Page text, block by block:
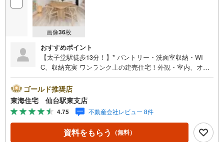
画像36枚
おすすめポイント
【太子堂駅徒歩13分！】* パントリー・洗面室収納・WI
C、収納充実 ワンランク上の建売住宅！外観・室内、オシ
台駐車可能 * 未掲載物件のご提案・ご案内も可能です * ア
ピールポイント *■大型家具のレイアウトがスムーズなスト
レートタイプLDK ■ご家族の外出・帰宅時を把握可能な人
気のリビング階段仕様！■面倒な衣替えは不要！ダブルウォ
ークインクローゼットをご用意！■キッチン周りはいつもス
ッキリなカップボード×パントリー付き ■電車移動も便利な
ゴールド推奨店
東海住宅 仙台駅東支店
4.75 不動産会社レビュー 8件
資料をもらう （無料）